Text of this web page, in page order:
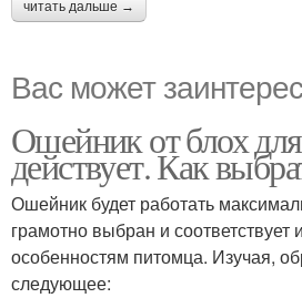
читать дальше →
Вас может
Ошейник от блох
действует. Как
Ошейник будет работать
грамотно выбран и
особенностям питомца. Изучая,
следующее: